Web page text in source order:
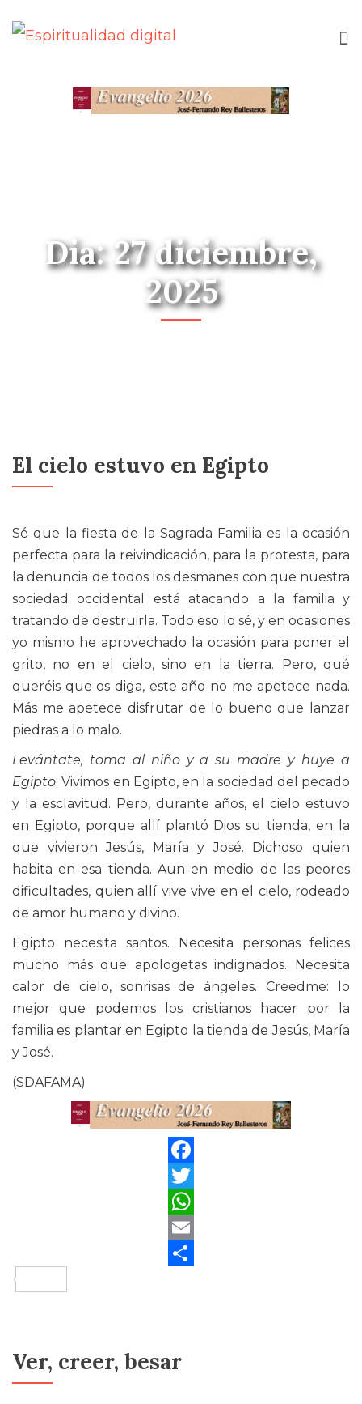
Dia: 27 diciembre,
2025
El cielo estuvo en Egipto
Sé que la fiesta de la Sagrada Familia es la ocasión
perfecta para la reivindicación, para la protesta, para
la denuncia de todos los desmanes con que nuestra
sociedad occidental está atacando a la familia y
tratando de destruirla. Todo eso lo sé, y en ocasiones
yo mismo he aprovechado la ocasión para poner el
grito, no en el cielo, sino en la tierra. Pero, qué
queréis que os diga, este año no me apetece nada.
Más me apetece disfrutar de lo bueno que lanzar
piedras a lo malo.
Levántate, toma al niño y a su madre y huye a
Egipto. Vivimos en Egipto, en la sociedad del pecado
y la esclavitud. Pero, durante años, el cielo estuvo
en Egipto, porque allí plantó Dios su tienda, en la
que vivieron Jesús, María y José. Dichoso quien
habita en esa tienda. Aun en medio de las peores
dificultades, quien allí vive vive en el cielo, rodeado
de amor humano y divino.
Egipto necesita santos. Necesita personas felices
mucho más que apologetas indignados. Necesita
calor de cielo, sonrisas de ángeles. Creedme: lo
mejor que podemos los cristianos hacer por la
familia es plantar en Egipto la tienda de Jesús, María
y José.
(SDAFAMA)
Facebook
Twitter
WhatsApp
Email
Ver, creer, besar